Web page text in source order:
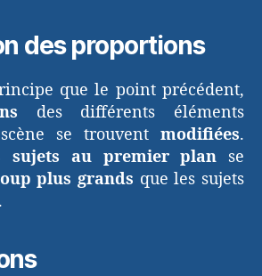
des proportions
que le point précédent,
des différents éléments
se trouvent modifiées.
sujets au premier plan se
plus grands que les sujets